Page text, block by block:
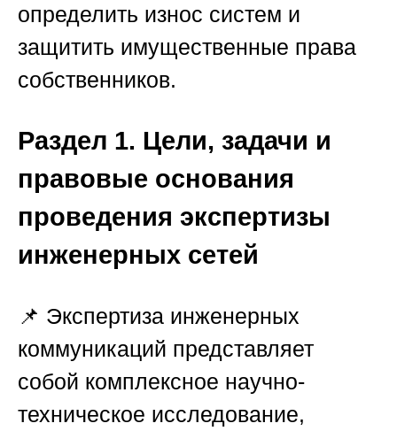
определить износ систем и
защитить имущественные права
собственников.
Раздел 1. Цели, задачи и
правовые основания
проведения экспертизы
инженерных сетей
📌 Экспертиза инженерных
коммуникаций представляет
собой комплексное научно-
техническое исследование,